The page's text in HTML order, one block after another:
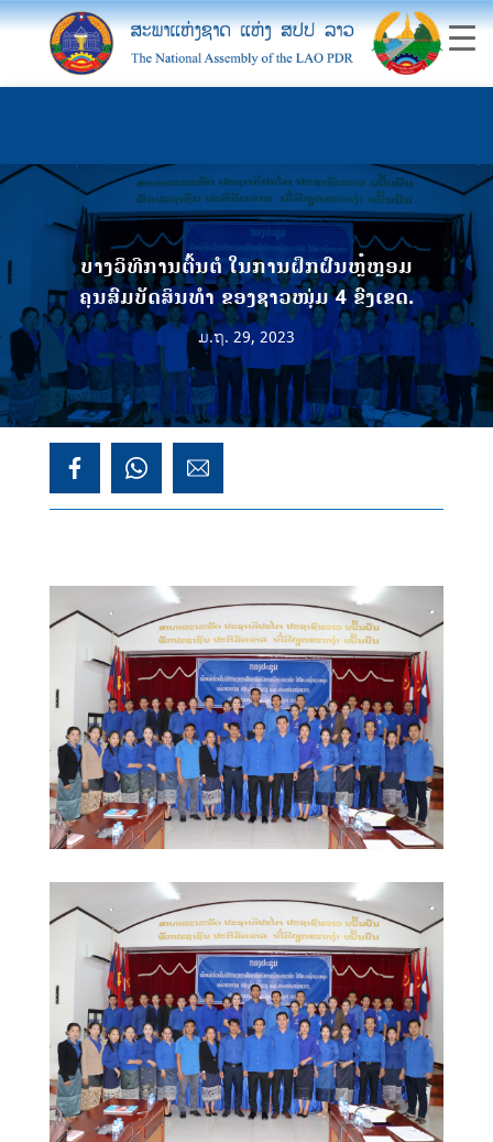
ບາງວິທີການຕົ້ນຕໍ ໃນການຝຶກຝົນຫຼໍ່ຫຼອມ
ຄຸນສົມບັດສິນທໍາ ຂອງຊາວໜຸ່ມ 4 ຂົງເຂດ.
ມ.ຖ. 29, 2023